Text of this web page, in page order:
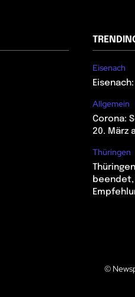
Eisenach
Allgemein
Corona:
20. März
Thüringen
©